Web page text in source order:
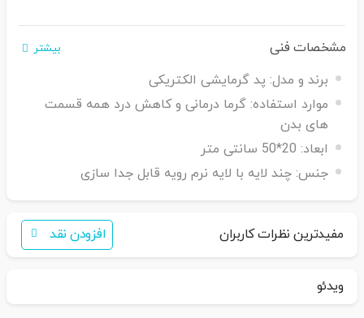
مشخصات فنی بیشتر
برند و مدل: پد گرمایشی الکتریکی
موارد استفاده: گرما درمانی و کاهش درد همه قسمت
های بدن
ابعاد: 20*50 سانتی متر
جنس: چند لایه با لایه نرم رویه قابل جدا سازی
مفیدترین نظرات کاربران افزودن نقد
ویدئو